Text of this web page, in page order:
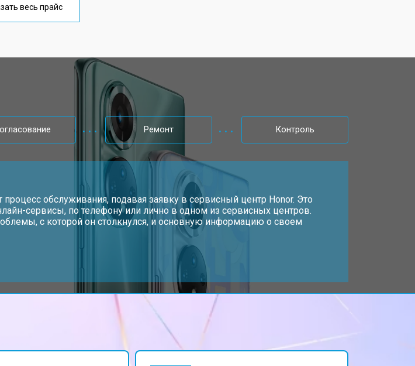
от 60 мин от 3300 ₽
от 60 мин от 1400 ₽ Заказать
от 2700 ₽
от 60 мин от 950 ₽ Заказать
от 1750 ₽
от 3200 ₽
от 1400 ₽
весь прайс
Ремонт Контроль
процесс обслуживания, подавая заявку в сервисный центр Honor. Это
сервисы, по телефону или лично в одном из сервисных центров.
с которой он столкнулся, и основную информацию о своем